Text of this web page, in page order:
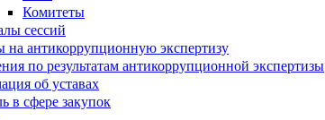
Комитеты
сессий
на антикоррупционную экспертизу
по результатам антикоррупционной экспертизы
об уставах
в сфере закупок